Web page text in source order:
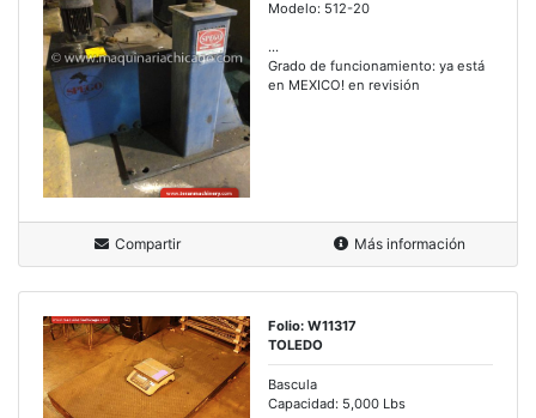
Modelo: 512-20
...
Grado de funcionamiento: ya está
en MEXICO! en revisión
Compartir Más información
Folio: W11317
TOLEDO
Bascula
Capacidad: 5,000 Lbs